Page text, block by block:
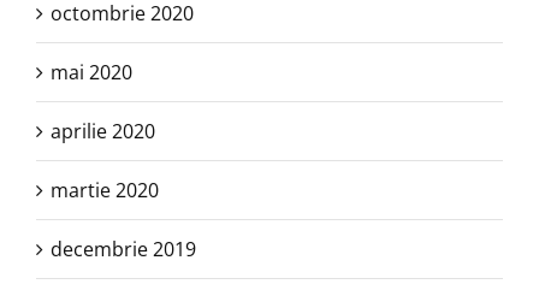
octombrie 2020
mai 2020
aprilie 2020
martie 2020
decembrie 2019